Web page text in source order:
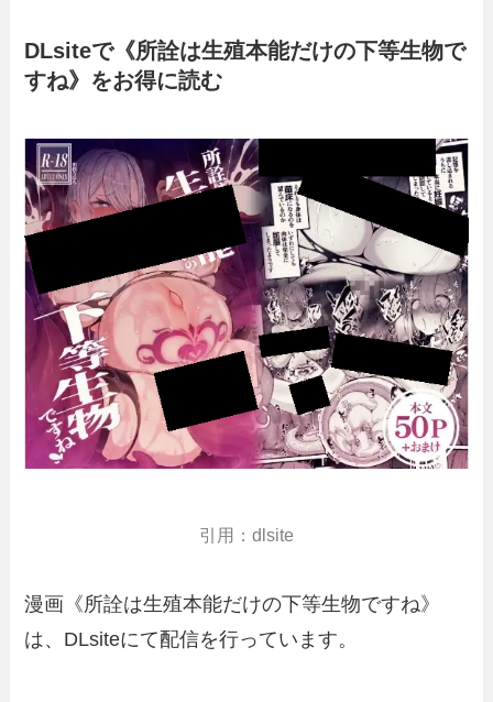
DLsiteで《所詮は生殖本能だけの下等生物で
すね》をお得に読む
引用：dlsite
漫画《所詮は生殖本能だけの下等生物ですね》
は、DLsiteにて配信を行っています。